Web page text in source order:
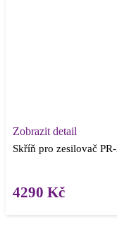
Zobrazit detail
Skříň pro zesilovač
4290 Kč